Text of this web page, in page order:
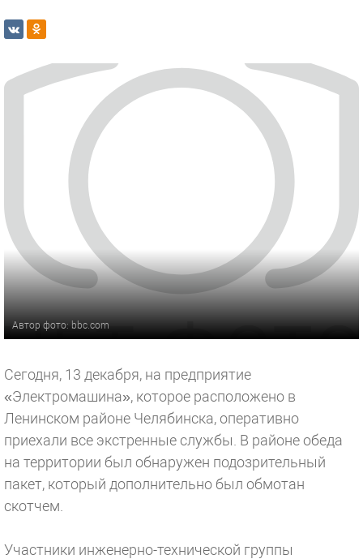
Автор фото: bbc.com
Сегодня, 13 декабря, на предприятие
«Электромашина», которое расположено в
Ленинском районе Челябинска, оперативно
приехали все экстренные службы. В районе обеда
на территории был обнаружен подозрительный
пакет, который дополнительно был обмотан
скотчем.
Участники инженерно-технической группы